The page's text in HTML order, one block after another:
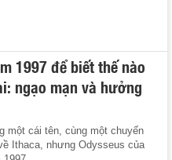
1997 để biết thế nào
ngạo mạn và hưởng
một cái tên, cùng một chuyến
Ithaca, nhưng Odysseus của